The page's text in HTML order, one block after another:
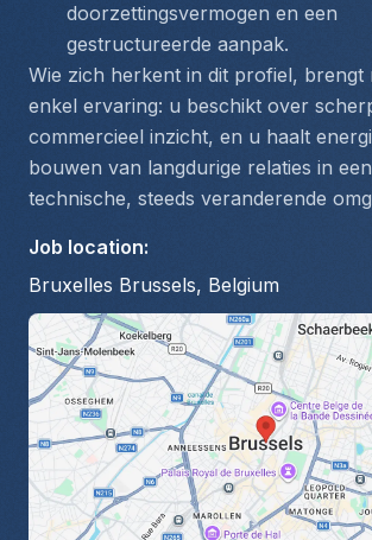
doorzettingsvermogen en een
gestructureerde aanpak.
Wie zich herkent in dit profiel, brengt
enkel ervaring: u beschikt over
commercieel inzicht, en u haalt
bouwen van langdurige relaties in
technische, steeds veranderende
Job location:
Bruxelles Brussels, Belgium